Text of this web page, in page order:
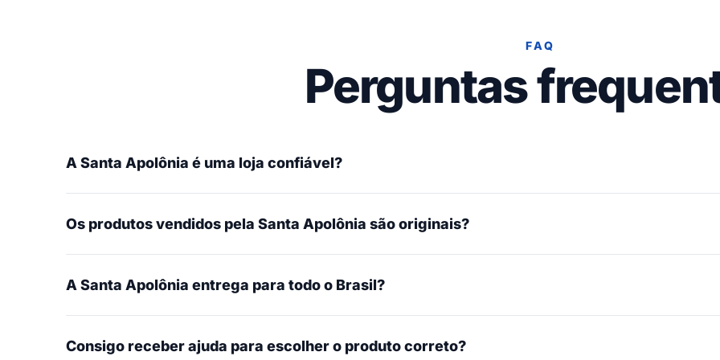
FAQ
Perguntas
A Santa Apolônia é uma loja confiável?
Os produtos vendidos pela Santa Apolônia são originais?
A Santa Apolônia entrega para todo o Brasil?
Consigo receber ajuda para escolher o produto correto?